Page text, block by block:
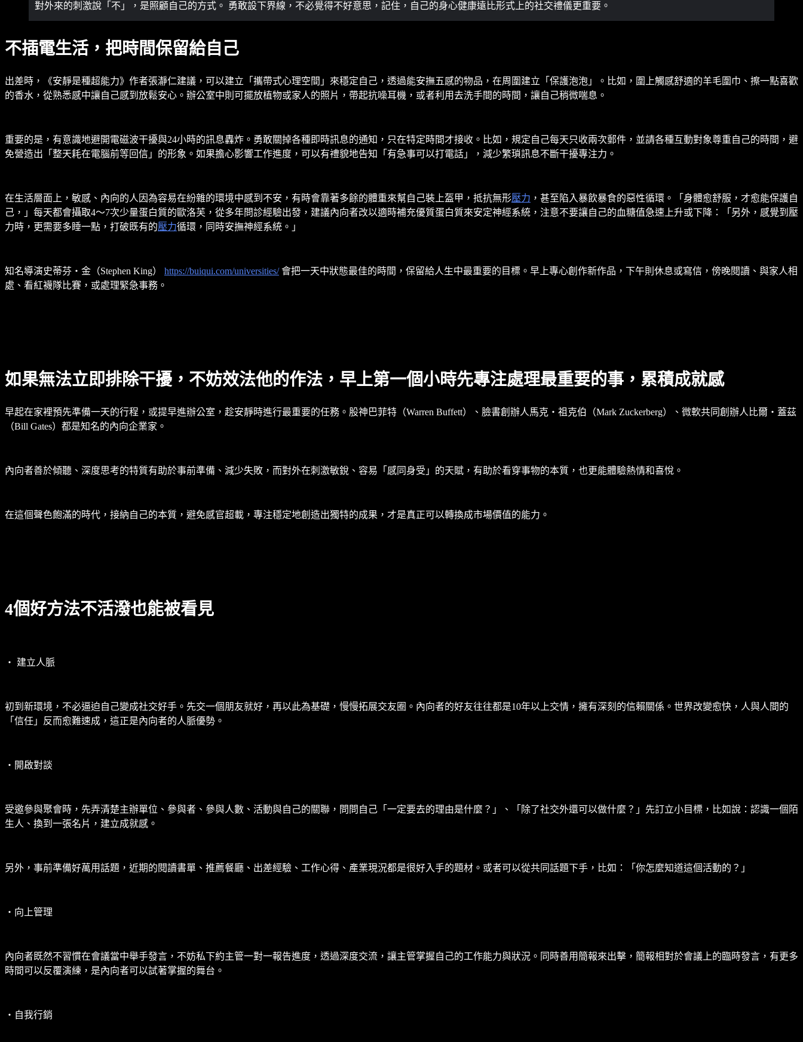
對外來的刺激說「不」，是照顧自己的方式。 勇敢設下界線，不必覺得不好意思，記住，自己的身心健康遠比形式上的社交禮儀更重要。
不插電生活，把時間保留給自己
出差時，《安靜是種超能力》作者張瀞仁建議，可以建立「攜帶式心理空間」來穩定自己，透過能安撫五感的物品，在周圍建立「保護泡泡」。比如，圍上觸感舒適的羊毛圍巾、擦一點喜歡
的香水，從熟悉感中讓自己感到放鬆安心。辦公室中則可擺放植物或家人的照片，帶起抗噪耳機，或者利用去洗手間的時間，讓自己稍微喘息。
重要的是，有意識地避開電磁波干擾與24小時的訊息轟炸。勇敢關掉各種即時訊息的通知，只在特定時間才接收。比如，規定自己每天只收兩次郵件，並請各種互動對象尊重自己的時間，避
免營造出「整天耗在電腦前等回信」的形象。如果擔心影響工作進度，可以有禮貌地告知「有急事可以打電話」，減少繁瑣訊息不斷干擾專注力。
在生活層面上，敏感、內向的人因為容易在紛雜的環境中感到不安，有時會靠著多餘的體重來幫自己裝上盔甲，抵抗無形壓力 ，甚至陷入暴飲暴食的惡性循環。「身體愈舒服，才愈能保護自
己，」每天都會攝取4～7次少量蛋白質的歐洛芙，從多年問診經驗出發，建議內向者改以適時補充優質蛋白質來安定神經系統，注意不要讓自己的血糖值急速上升或下降：「另外，感覺到壓
力時，更需要多睡一點，打破既有的壓力循環，同時安撫神經系統。」
知名導演史蒂芬‧金（Stephen King） https://buiqui.com/universities/會把一天中狀態最佳的時間，保留給人生中最重要的目標。早上專心創作新作品，下午則休息或寫信，傍晚閱讀、與家人相
處、看紅襪隊比賽，或處理緊急事務。
如果無法立即排除干擾，不妨效法他的作法，早上第一個小時先專注處理最重要的事，累積成就感
早起在家裡預先準備一天的行程，或提早進辦公室，趁安靜時進行最重要的任務。股神巴菲特（Warren Buffett）、臉書創辦人馬克‧祖克伯（Mark Zuckerberg）、微軟共同創辦人比爾‧蓋茲
（Bill Gates）都是知名的內向企業家。
內向者善於傾聽、深度思考的特質有助於事前準備、減少失敗，而對外在刺激敏銳、容易「感同身受」的天賦，有助於看穿事物的本質，也更能體驗熱情和喜悅。
在這個聲色飽滿的時代，接納自己的本質，避免感官超載，專注穩定地創造出獨特的成果，才是真正可以轉換成市場價值的能力。
4個好方法不活潑也能被看見
‧ 建立人脈
初到新環境，不必逼迫自己變成社交好手。先交一個朋友就好，再以此為基礎，慢慢拓展交友圈。內向者的好友往往都是10年以上交情，擁有深刻的信賴關係。世界改變愈快，人與人間的
「信任」反而愈難速成，這正是內向者的人脈優勢。
‧開啟對談
受邀參與聚會時，先弄清楚主辦單位、參與者、參與人數、活動與自己的關聯，問問自己「一定要去的理由是什麼？」、「除了社交外還可以做什麼？」先訂立小目標，比如說：認識一個陌
生人、換到一張名片，建立成就感。
另外，事前準備好萬用話題，近期的閱讀書單、推薦餐廳、出差經驗、工作心得、產業現況都是很好入手的題材。或者可以從共同話題下手，比如：「你怎麼知道這個活動的？」
‧向上管理
內向者既然不習慣在會議當中舉手發言，不妨私下約主管一對一報告進度，透過深度交流，讓主管掌握自己的工作能力與狀況。同時善用簡報來出擊，簡報相對於會議上的臨時發言，有更多
時間可以反覆演練，是內向者可以試著掌握的舞台。
‧自我行銷